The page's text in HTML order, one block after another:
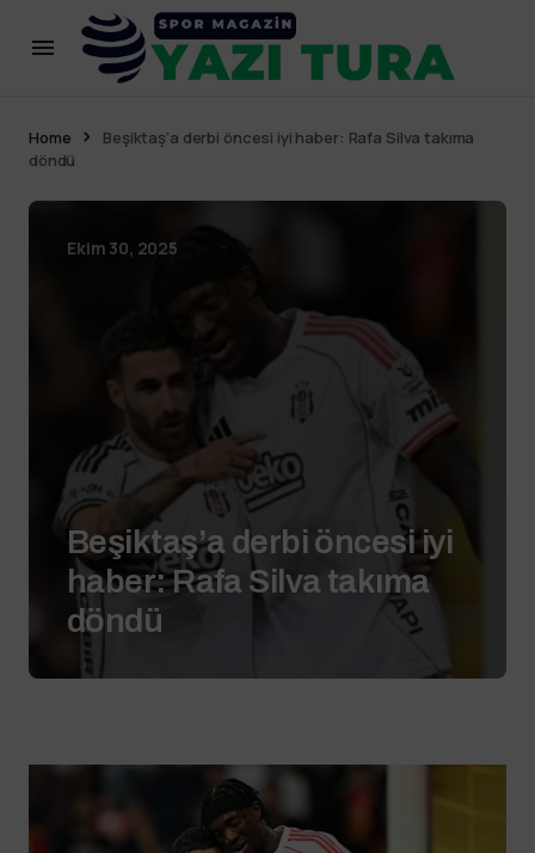
Home
Beşiktaş’a derbi öncesi iyi haber: Rafa Silva takıma
döndü
Ekim 30, 2025
Beşiktaş’a derbi öncesi iyi
haber: Rafa Silva takıma
döndü